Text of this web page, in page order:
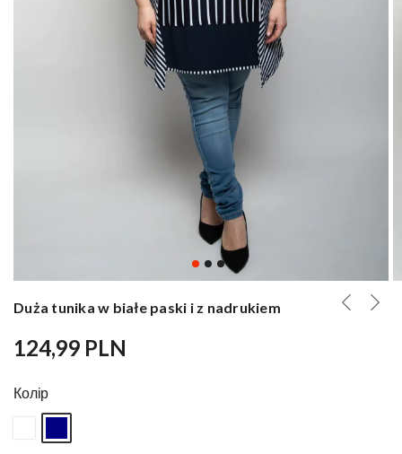
Duża tunika w białe paski i z nadrukiem
124,99 PLN
Колір